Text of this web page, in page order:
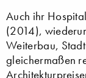
Auch ihr
(2014),
Weiterbau,
gleichermaßen